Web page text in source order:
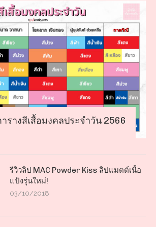
รางสีเสื้อมงคลประจำวัน 2566
รีวิวลิป MAC Powder Kiss ลิปแมตต์เนื้อ
แป้งรุ่นใหม่!
03/10/2018